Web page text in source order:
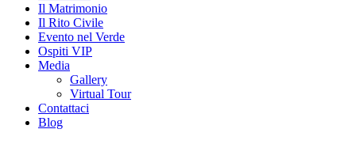
Il Matrimonio
Il Rito Civile
Evento nel Verde
Ospiti VIP
Media
Gallery
Virtual Tour
Contattaci
Blog